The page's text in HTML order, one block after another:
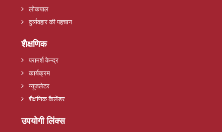
लोकपाल
दुर्व्यवहार की पहचान
शैक्षणिक
परामर्श केन्द्र
कार्यक्रम
न्यूजलेटर
शैक्षणिक कैलेंडर
उपयोगी लिंक्स